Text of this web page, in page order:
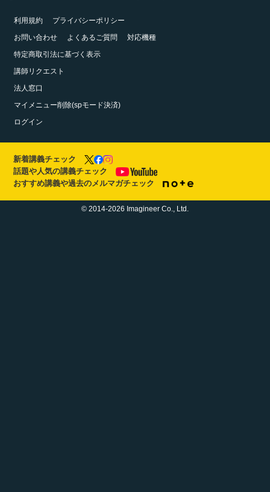
利用規約
プライバシーポリシー
お問い合わせ
よくあるご質問
対応機種
特定商取引法に基づく表示
講師リクエスト
法人窓口
マイメニュー削除(spモード決済)
ログイン
新着講義チェック
話題や人気の講義チェック
おすすめ講義や過去のメルマガチェック
© 2014-2026 Imagineer Co., Ltd.